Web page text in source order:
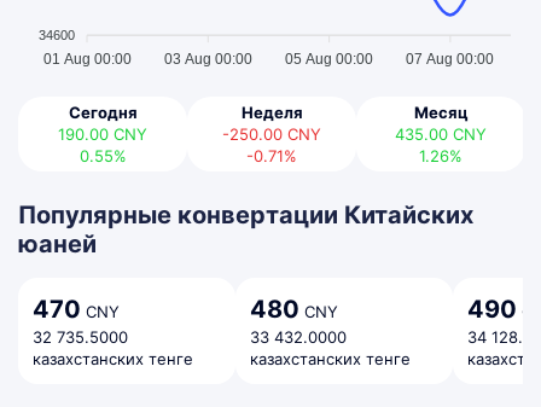
34600
01 Aug 00:00 03 Aug 00:00 05 Aug 00:00 07 Aug 00:00
Сегодня
190.00 CNY
0.55%
Неделя
-250.00 CNY
-0.71%
Месяц
435.00 CNY
1.26%
Популярные конвертации Китайских
юаней
470 CNY
32 735.5000
казахстанских тенге
480 CNY
33 432.0000
казахстанских тенге
490
34